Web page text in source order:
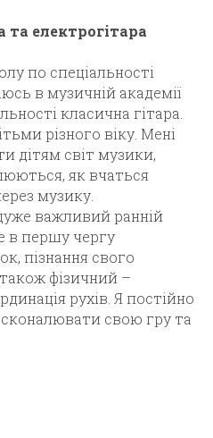
електрогітара
по спеціальності
в музичній академії
класична гітара.
різного віку. Мені
дітям світ музики,
як вчаться
музику.
важливий ранній
в першу чергу
пізнання свого
фізичний –
рухів. Я постійно
свою гру та